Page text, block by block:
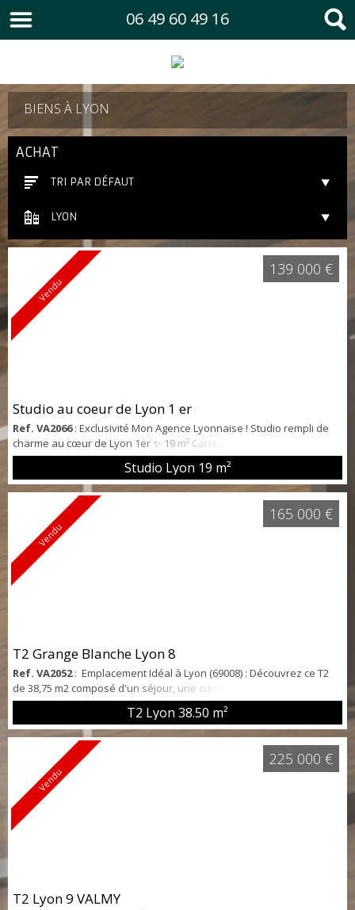
06 49 60 49 16
BIENS À LYON
ACHAT
TRI PAR DÉFAUT
LYON
Vendu
Studio au coeur de Lyon 1 er
Ref. VA2066: Exclusivité Mon Agence Lyonnaise ! Studio rempli de
charme au cœur de Lyon 1er ✨ 19 m² Carrez (25 m² au sol) de
charme authentique et modernité ✨ Découvrez ce superbe studio
entièrement rénové, niché dans un immeuble du XVIIIe siècle, au
cœur des Pentes de la Croix Rousse, l'un des quartiers les plus
prisés de Lyon ! 🌟 Caractéristiques du bien : - Superficie : 19 m²
Carrez, 25 m² a...
Studio Lyon 19 m²
139 000 €
Vendu
T2 Grange Blanche Lyon 8
Ref. VA2052: Emplacement Idéal à Lyon (69008) : Découvrez ce T2
de 38,75 m2 composé d'un séjour, une cuisine indépendante et
d'une chambre. Appartement fraichement repeint, parquet rénové,
WC neuf et évier cuisine neuf également. Situé au 1 er étage sur 2
d'un immeuble de 1970 avec son petit jardin accessible par les
occupants de l'immeuble. À quelques pas du métro Grange Blanche
et à 7 minute...
T2 Lyon 38.50 m²
165 000 €
Vendu
T2 Lyon 9 VALMY
225 000 €